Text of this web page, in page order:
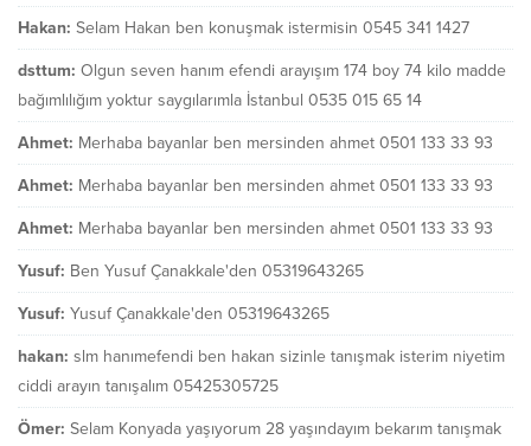
Hakan: Selam Hakan ben konuşmak istermisin 0545 341 1427
dsttum: Olgun seven hanım efendi arayışım 174 boy 74 kilo madde
bağımlılığım yoktur saygılarımla İstanbul 0535 015 65 14
Ahmet: Merhaba bayanlar ben mersinden ahmet 0501 133 33 93
Ahmet: Merhaba bayanlar ben mersinden ahmet 0501 133 33 93
Ahmet: Merhaba bayanlar ben mersinden ahmet 0501 133 33 93
Yusuf: Ben Yusuf Çanakkale'den 05319643265
Yusuf: Yusuf Çanakkale'den 05319643265
hakan: slm hanımefendi ben hakan sizinle tanışmak isterim niyetim
ciddi arayın tanışalım 05425305725
Ömer: Selam Konyada yaşıyorum 28 yaşındayım bekarım tanışmak